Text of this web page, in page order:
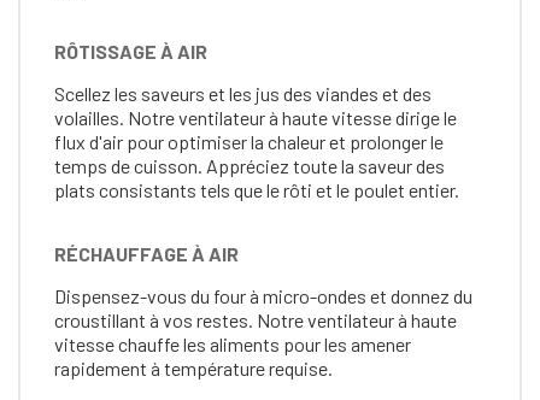
RÔTISSAGE À AIR
Scellez les saveurs et les jus des viandes et des
volailles. Notre ventilateur à haute vitesse dirige le
flux d'air pour optimiser la chaleur et prolonger le
temps de cuisson. Appréciez toute la saveur des
plats consistants tels que le rôti et le poulet entier.
RÉCHAUFFAGE À AIR
Dispensez-vous du four à micro-ondes et donnez du
croustillant à vos restes. Notre ventilateur à haute
vitesse chauffe les aliments pour les amener
rapidement à température requise.